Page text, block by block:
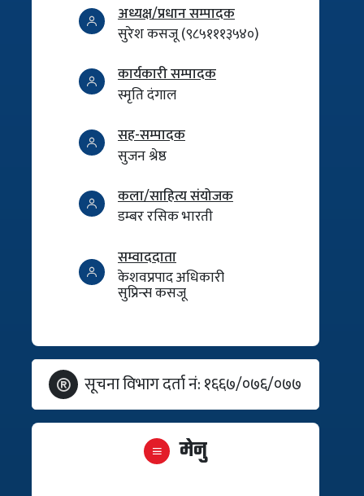
अध्यक्ष/प्रधान सम्पादक
सुरेश कसजू (९८५१११३५४०)
कार्यकारी सम्पादक
स्मृति दंगाल
सह-सम्पादक
सुजन श्रेष्ठ
कला/साहित्य संयोजक
डम्बर रसिक भारती
सम्वाददाता
केशवप्रपाद अधिकारी
सुप्रिन्स कसजू
सूचना विभाग दर्ता नं: १६६७/०७६/०७७
मेनु